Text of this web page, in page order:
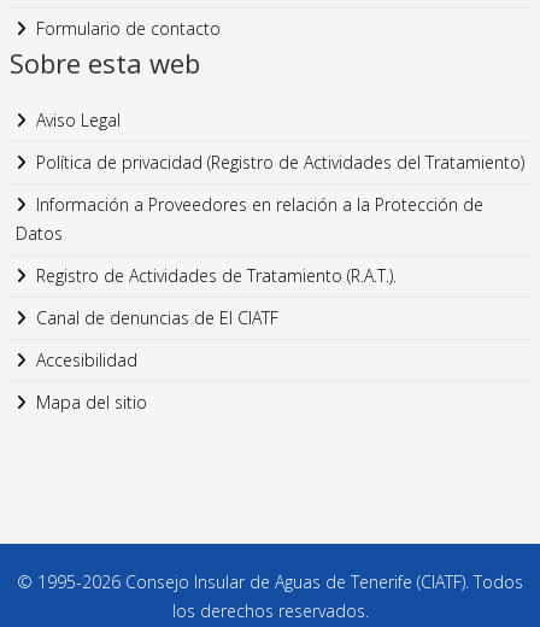
Formulario de contacto
Sobre esta web
Aviso Legal
Política de privacidad (Registro de Actividades del Tratamiento)
Información a Proveedores en relación a la Protección de
Datos
Registro de Actividades de Tratamiento (R.A.T.).
Canal de denuncias de El CIATF
Accesibilidad
Mapa del sitio
© 1995-2026 Consejo Insular de Aguas de Tenerife (CIATF). Todos
los derechos reservados.